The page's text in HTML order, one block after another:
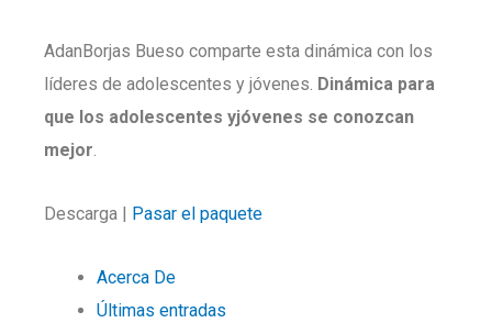
AdanBorjas Bueso comparte esta dinámica con los
líderes de adolescentes y jóvenes. Dinámica para
que los adolescentes yjóvenes se conozcan
mejor.
Descarga | Pasar el paquete
Acerca De
Últimas entradas